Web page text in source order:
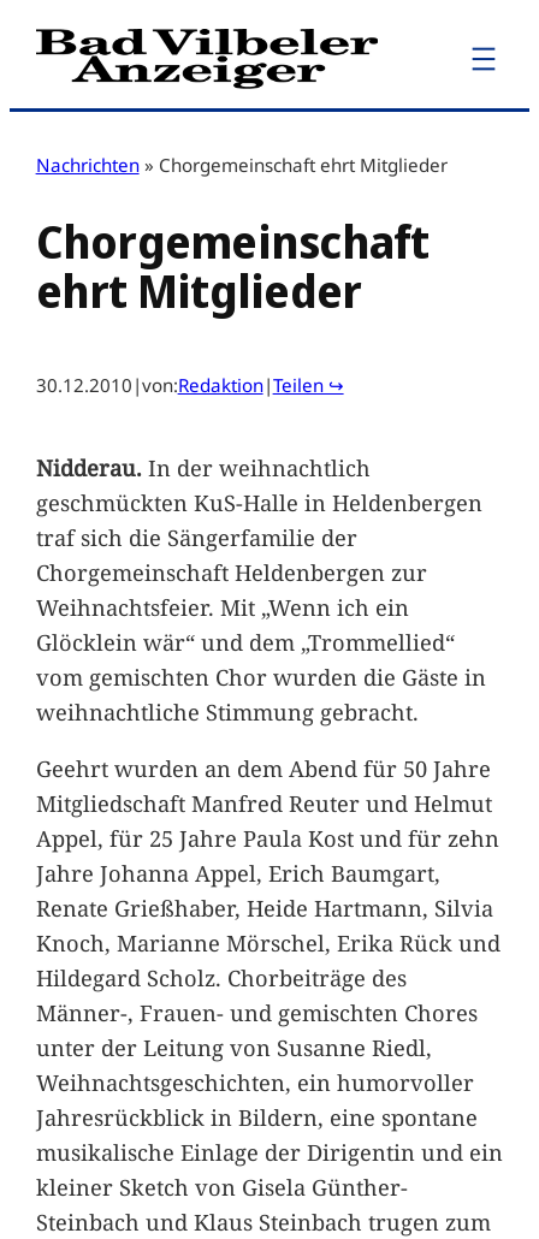
Zum
Inhalt
Nachrichten » Chorgemeinschaft ehrt Mitglieder
Chorgemeinschaft
ehrt Mitglieder
30.12.2010 |von:Redaktion|Teilen ↪
Nidderau.In der weihnachtlich
geschmückten KuS-Halle in Heldenbergen
traf sich die Sängerfamilie der
Chorgemeinschaft Heldenbergen zur
Weihnachtsfeier. Mit „Wenn ich ein
Glöcklein wär“ und dem „Trommellied“
vom gemischten Chor wurden die Gäste in
weihnachtliche Stimmung gebracht.
Geehrt wurden an dem Abend für 50 Jahre
Mitgliedschaft Manfred Reuter und Helmut
Appel, für 25 Jahre Paula Kost und für zehn
Jahre Johanna Appel, Erich Baumgart,
Renate Grießhaber, Heide Hartmann, Silvia
Knoch, Marianne Mörschel, Erika Rück und
Hildegard Scholz. Chorbeiträge des
Männer-, Frauen- und gemischten Chores
unter der Leitung von Susanne Riedl,
Weihnachtsgeschichten, ein humorvoller
Jahresrückblick in Bildern, eine spontane
musikalische Einlage der Dirigentin und ein
kleiner Sketch von Gisela Günther-
Steinbach und Klaus Steinbach trugen zum